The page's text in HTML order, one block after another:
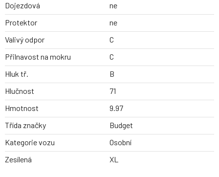
Dojezdová
ne
Protektor
ne
Valivý odpor
C
Přilnavost na mokru
C
Hluk tř.
B
Hlučnost
71
Hmotnost
9.97
Třída značky
Budget
Kategorie vozu
Osobní
Zesílená
XL